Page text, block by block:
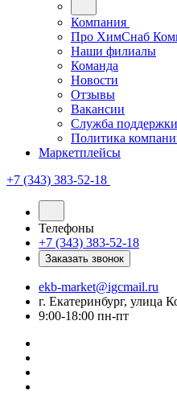
Компания
Про ХимСнаб
Наши филиалы
Команда
Новости
Отзывы
Вакансии
Служба
Политика
Маркетплейсы
+7 (343) 383-52-18
Телефоны
+7 (343) 383-52-18
Заказать звонок
ekb-market@igcmail.ru
г. Екатеринбург, улица
9:00-18:00 пн-пт